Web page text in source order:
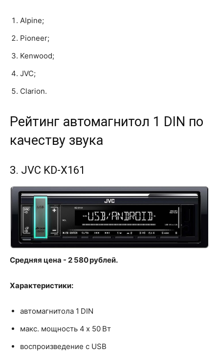
Alpine;
Pioneer;
Kenwood;
JVC;
Clarion.
Рейтинг автомагнитол 1 DIN по
качеству звука
3. JVC KD-X161
Средняя цена - 2 580 рублей.
Характеристики:
автомагнитола 1 DIN
макс. мощность 4 x 50 Вт
воспроизведение с USB